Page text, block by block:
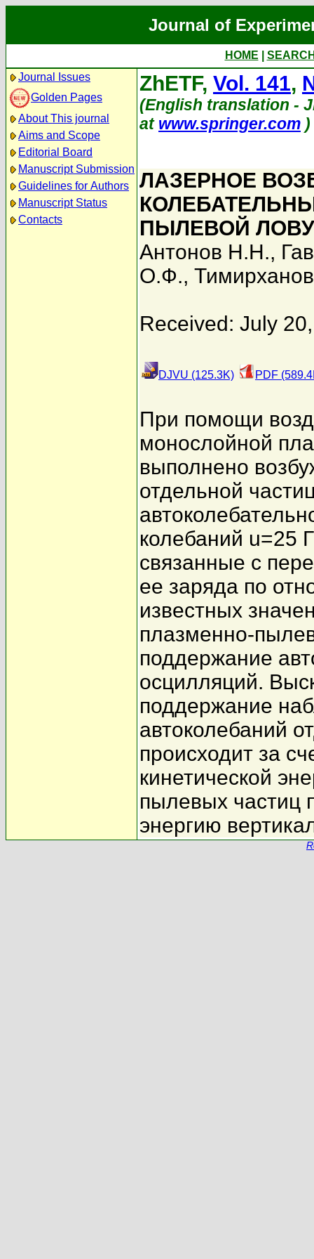
Journal of
HOME
Journal Issues
Golden Pages
About This journal
Aims and Scope
Editorial Board
Manuscript Submission
Guidelines for Authors
Manuscript Status
Contacts
ZhETF, Vol. 141,
(English translation -
at www.springer.com )
ЛАЗЕРНОЕ
ПЫЛЕВОЙ
Антонов Н.Н.,
О.Ф.,
Received: July
DJVU (125.3K) PDF
При помощи
монослойной
выполнено
отдельной
колебаний u=25
связанные с
ее заряда по
известных
плазменно-
поддержание
осцилляций.
поддержание
автоколебаний
происходит за
кинетической
пылевых частиц
энергию